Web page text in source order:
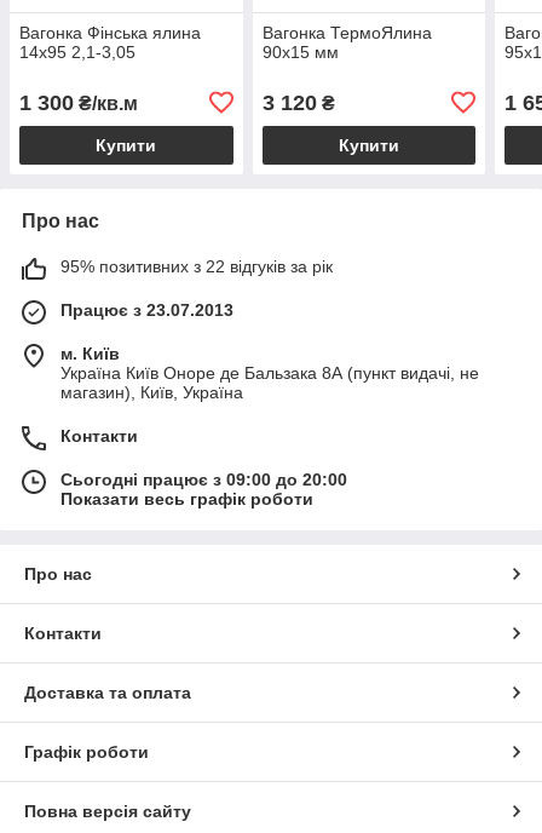
Вагонка Фінська ялина
14х95 2,1-3,05
1 300 ₴/кв.м
Купити
Вагонка ТермоЯлина
90х15 мм
3 120₴
Купити
1
Про нас
95% позитивних з 22 відгуків за рік
Працює з 23.07.2013
м. Київ
Україна Київ Оноре де Бальзака 8А (пункт видачі, не
магазин), Київ, Україна
Контакти
Сьогодні працює з 09:00 до 20:00
Показати весь графік роботи
Про нас
Контакти
Доставка та оплата
Графік роботи
Повна версія сайту